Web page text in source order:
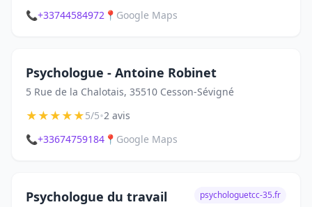
📞+33744584972 📍 Google Maps
Psychologue - Antoine Robinet
5 Rue de la Chalotais, 35510 Cesson-Sévigné
★★★★★5/5•2 avis
📞+33674759184 📍 Google Maps
Psychologue du travail
psychologuetcc-35.fr